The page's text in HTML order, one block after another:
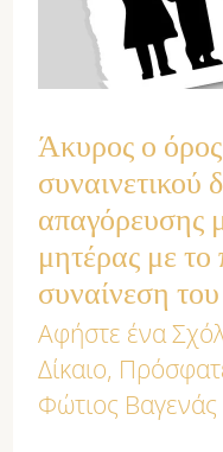
Άκυρος ο
συναινετικού
απαγόρευσης
μητέρας με το
συναίνεση
Αφήστε ένα
Δίκαιο,
Φώτιος Βαγενάς
συναινετικού
διαζυγίου,
απαγόρευσης
μετοίκησης
της
μητέρας
με
το